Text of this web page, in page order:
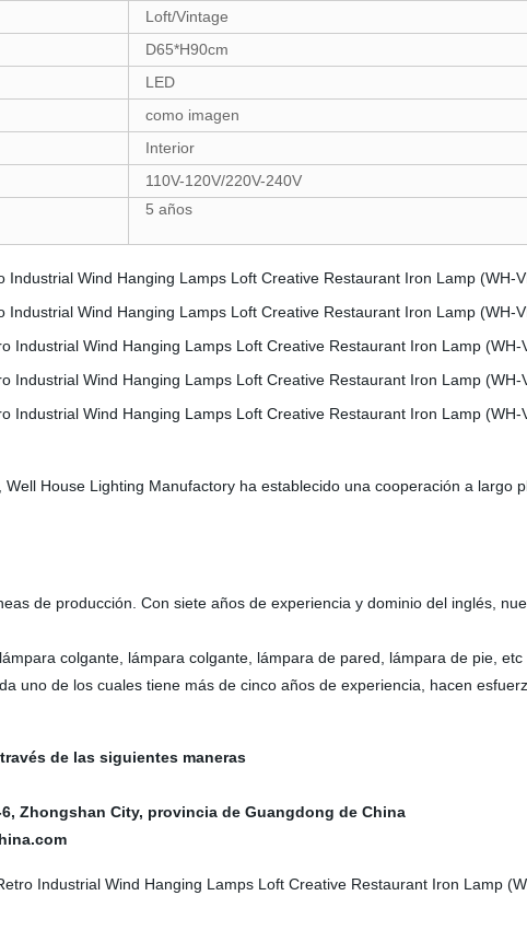
Loft/Vintage
D65*H90cm
LED
como imagen
Interior
110V-120V/220V-240V
5 años
House Lighting Manufactory ha establecido una cooperación a largo
de producción. Con siete años de experiencia y dominio del inglés,
colgante, lámpara colgante, lámpara de pared, lámpara de pie, etc
uno de los cuales tiene más de cinco años de experiencia, hacen
de las siguientes maneras
Zhongshan City, provincia de Guangdong de China